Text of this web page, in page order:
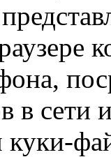
в сети
куки-